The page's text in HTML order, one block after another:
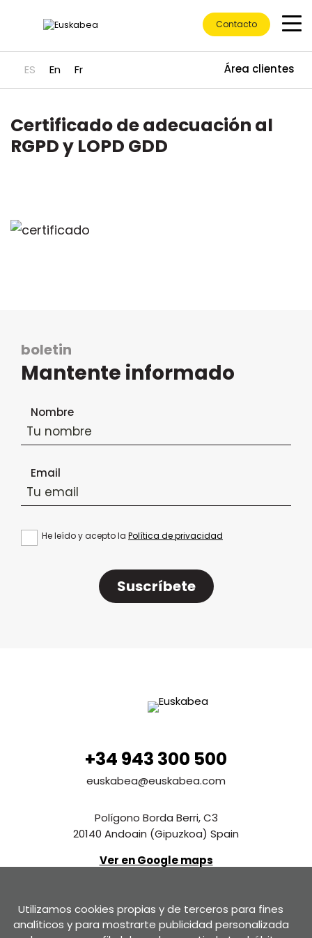
Ir directamente al contenido
ES En Fr Área clientes
Contacto
Certificado de adecuación al
RGPD y LOPD GDD
boletin
Mantente informado
Formulario de suscripción al boletín
Nombre
Email
He leído y acepto la Política de privacidad
Suscríbete
+34 943 300 500
euskabea@euskabea.com
Polígono Borda Berri, C3
20140 Andoain (Gipuzkoa) Spain
Ver en Google maps
Contáctanos
Utilizamos cookies propias y de terceros para fines
analíticos y para mostrarte publicidad personalizada